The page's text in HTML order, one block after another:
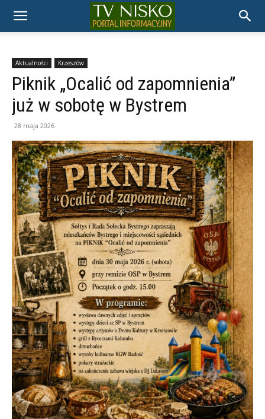
TELEWIZJA
NISKO
Aktualności Krzeszów
Piknik „Ocalić od zapomnienia”
już w sobotę w Bystrem
28 maja 2026